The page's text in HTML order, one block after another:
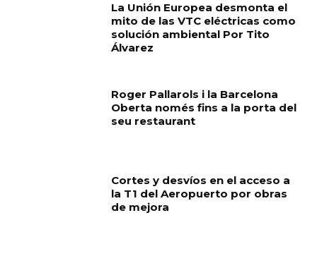
La Unión Europea desmonta el
mito de las VTC eléctricas como
solución ambiental Por Tito
Álvarez
Roger Pallarols i la Barcelona
Oberta només fins a la porta del
seu restaurant
Cortes y desvíos en el acceso a
la T1 del Aeropuerto por obras
de mejora